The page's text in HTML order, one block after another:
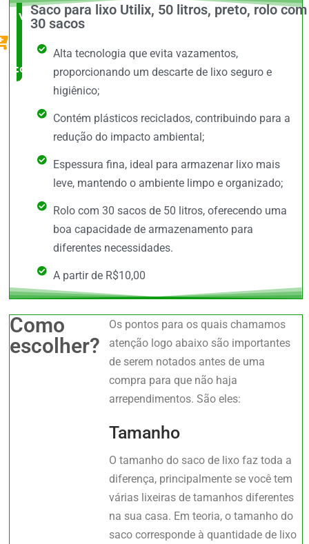
Vale a
Pena
comprar
Saco para lixo Utilix, 50 litros, preto, rolo com
30 sacos
Alta tecnologia que evita vazamentos,
proporcionando um descarte de lixo seguro e
higiênico;
Contém plásticos reciclados, contribuindo para a
redução do impacto ambiental;
Espessura fina, ideal para armazenar lixo mais
leve, mantendo o ambiente limpo e organizado;
Rolo com 30 sacos de 50 litros, oferecendo uma
boa capacidade de armazenamento para
diferentes necessidades.
A partir de R$10,00
Como
escolher?
Os pontos para os quais chamamos
atenção logo abaixo são importantes
de serem notados antes de uma
compra para que não haja
arrependimentos. São eles:
Tamanho
O tamanho do saco de lixo faz toda a
diferença, principalmente se você tem
várias lixeiras de tamanhos diferentes
na sua casa. Em teoria, o tamanho do
saco corresponde à quantidade de lixo